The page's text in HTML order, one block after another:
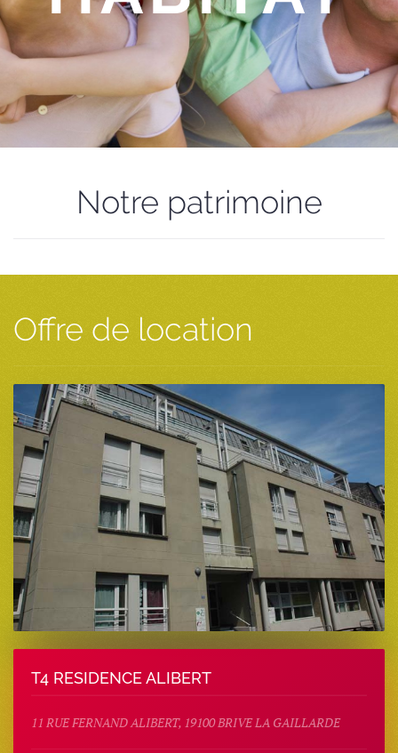
Notre patrimoine
Offre de location
T4 RESIDENCE ALIBERT
11 RUE FERNAND ALIBERT, 19100 BRIVE LA GAILLARDE